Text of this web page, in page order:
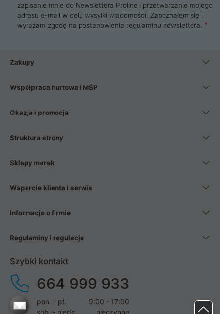
zapisanie mnie do Newslettera Proline i przetwarzanie mojego
adresu e-mail w celu wysyłki wiadomości. Zapoznałem się i
wyrażam zgodę na postanowienia regulaminu newslettera.
Zakupy
Współpraca hurtowa i MŚP
Okazja i promocja
Struktura strony
Sklepy marek
Wsparcie klienta i serwis
Informacje o firmie
Regulaminy i regulacje
Szybki kontakt
664 999 933
pon. - pt.
9:00 - 17:00
sob. - niedz.
nieczynne